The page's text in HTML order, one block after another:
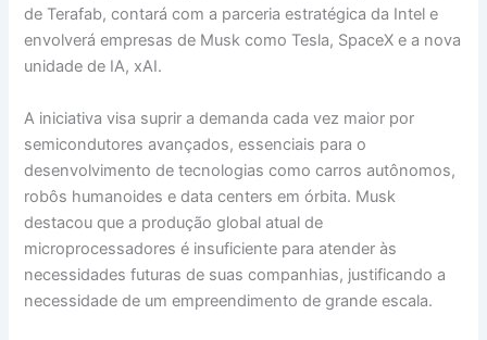
de Terafab, contará com a parceria estratégica da Intel e
envolverá empresas de Musk como Tesla, SpaceX e a nova
unidade de IA, xAI.
A iniciativa visa suprir a demanda cada vez maior por
semicondutores avançados, essenciais para o
desenvolvimento de tecnologias como carros autônomos,
robôs humanoides e data centers em órbita. Musk
destacou que a produção global atual de
microprocessadores é insuficiente para atender às
necessidades futuras de suas companhias, justificando a
necessidade de um empreendimento de grande escala.